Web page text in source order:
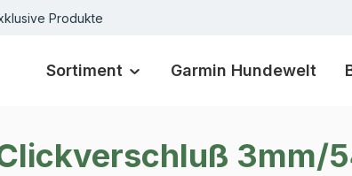
Produkte
Sortiment Garmin Hundewelt
3mm/